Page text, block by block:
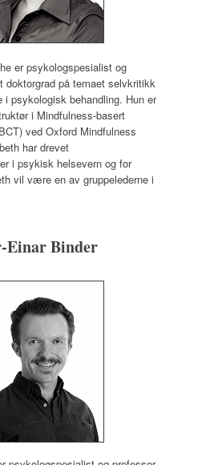
er psykologspesialist og
doktorgrad på temaet selvkritikk
i psykologisk behandling. Hun er
i Mindfulness-basert
ved Oxford Mindfulness
har drevet
i psykisk helsevern og for
vil være en av gruppelederne i
Einar Binder